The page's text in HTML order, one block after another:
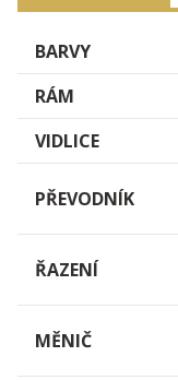
BARVY
RÁM
VIDLICE
PŘEVODNÍK
ŘAZENÍ
MĚNIČ